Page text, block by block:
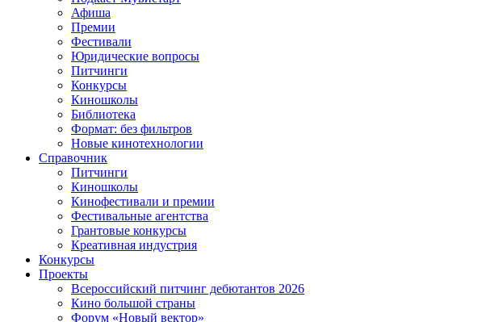
Афиша
Премии
Фестивали
Юридические вопросы
Питчинги
Конкурсы
Киношколы
Библиотека
Формат: без фильтров
Новые кинотехнологии
Справочник
Питчинги
Киношколы
Кинофестивали и премии
Фестивальные агентства
Грантовые конкурсы
Креативная индустрия
Конкурсы
Проекты
Всероссийский питчинг дебютантов 2026
Кино большой страны
Форум «Новый вектор»